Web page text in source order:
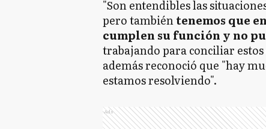
"Son entendibles las
pero tambiéntenemos que
cumplen su función y no
trabajando para conciliar
además reconoció que "hay
estamos resolviendo".
Ads